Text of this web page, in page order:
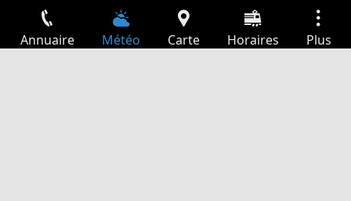
Annuaire Météo Carte Horaires Plus